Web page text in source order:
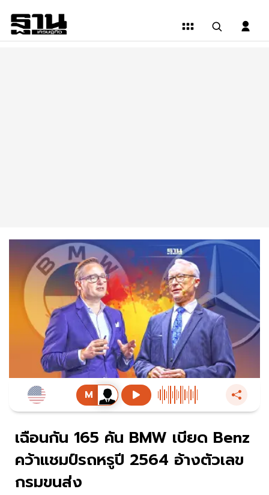
เฉือนกัน 165 คัน BMW เบียด Benz
คว้าแชมป์รถหรูปี 2564 อ้างตัวเลข
กรมขนส่ง